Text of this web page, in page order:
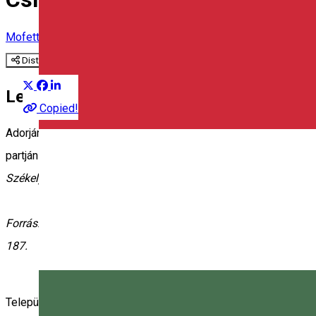
Mofetta
Distribuie
Copied!
Leírás
Adorján-fürdőtől délkeletre Vermed-patak szűk völgyében
partján büdös-gödör szolgált a reumatikus betegségek
Székelyföld természeti értékeit
Forrás: Incze Réka, Jánosi Csaba, Kisgyörgy Zoltán, Tatár
187.
Település